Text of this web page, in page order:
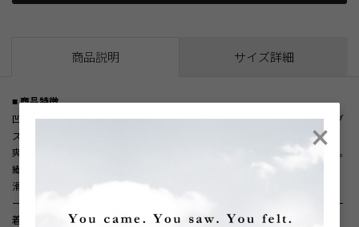
商品説明 サイズ詳細
■ 商品特徴
凹凸感のあるサッカー地に、ストライプと幾何学小紋柄をプリントしたロング
スリーブシャツ。
爽やかなホワイトに、ブルーとグリーンを効かせた清潔感のある3色展開です。
繊細な柄表現が程よいアクセントとなり、軽快さの中にも上品な印象を演出。
滑らかな肌触りと、サッカー地ならではのさらりとした清涼感が特徴です。
一枚着としてはもちろん、羽織りとしても存在感のある着こなしを楽しめる一
着です。
×